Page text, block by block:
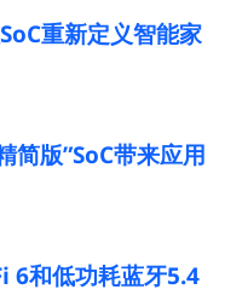
重新定义智能家
简版”SoC带来应用
6和低功耗蓝牙5.4